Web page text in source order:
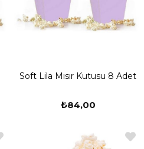
Soft Lila Mısır Kutusu 8 Adet
₺84,00